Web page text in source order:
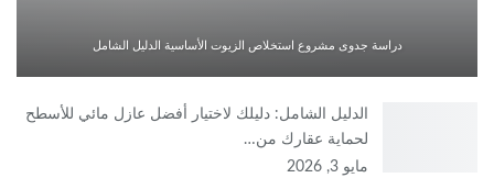
دراسة جدوى مشروع استخلاص الزيوت الأساسية الدليل الشامل
الدليل الشامل: دليلك لاختيار أفضل عازل مائي للأسطح
لحماية عقارك من…
مايو 3, 2026